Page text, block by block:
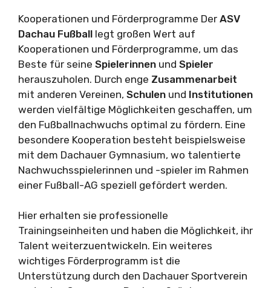
Kooperationen und Förderprogramme Der ASV
Dachau Fußball legt großen Wert auf
Kooperationen und Förderprogramme, um das
Beste für seine Spielerinnen und Spieler
herauszuholen. Durch enge Zusammenarbeit
mit anderen Vereinen, Schulen und Institutionen
werden vielfältige Möglichkeiten geschaffen, um
den Fußballnachwuchs optimal zu fördern. Eine
besondere Kooperation besteht beispielsweise
mit dem Dachauer Gymnasium, wo talentierte
Nachwuchsspielerinnen und -spieler im Rahmen
einer Fußball-AG speziell gefördert werden.
Hier erhalten sie professionelle
Trainingseinheiten und haben die Möglichkeit, ihr
Talent weiterzuentwickeln. Ein weiteres
wichtiges Förderprogramm ist die
Unterstützung durch den Dachauer Sportverein